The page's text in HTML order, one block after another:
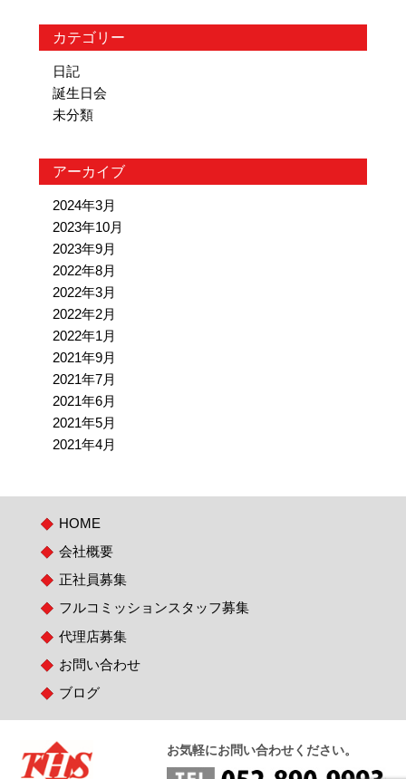
カテゴリー
日記
誕生日会
未分類
アーカイブ
2024年3月
2023年10月
2023年9月
2022年8月
2022年3月
2022年2月
2022年1月
2021年9月
2021年7月
2021年6月
2021年5月
2021年4月
HOME
会社概要
正社員募集
フルコミッションスタッフ募集
代理店募集
お問い合わせ
ブログ
お気軽にお問い合わせください。